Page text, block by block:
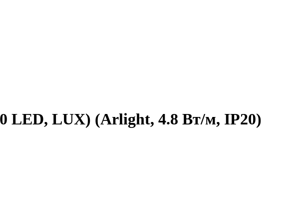
LED, LUX) (Arlight, 4.8 Вт/м, IP20)